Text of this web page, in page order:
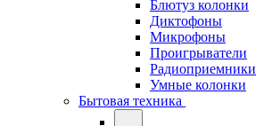
Блютуз колонки
Диктофоны
Микрофоны
Проигрыватели
Радиоприемники
Умные колонки
Бытовая техника